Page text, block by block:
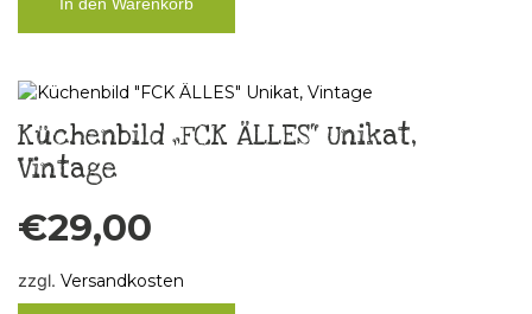
Küchenbild „FCK ÄLLES“ Unikat,
Vintage
€29,00
zzgl. Versandkosten